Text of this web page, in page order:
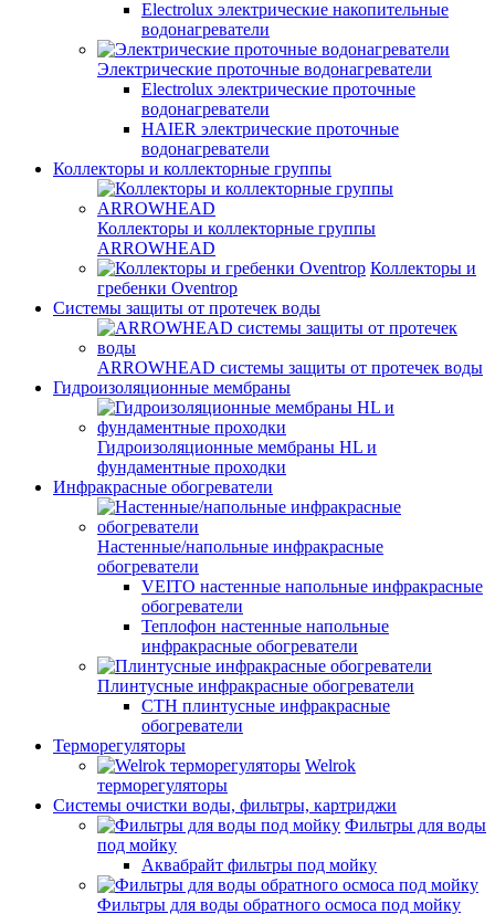
Electrolux электрические накопительные
водонагреватели
Электрические проточные водонагреватели
Electrolux электрические проточные
водонагреватели
HAIER электрические проточные
водонагреватели
Коллекторы и коллекторные группы
Коллекторы и коллекторные группы
ARROWHEAD
Коллекторы и
гребенки Oventrop
Системы защиты от протечек воды
ARROWHEAD системы защиты от протечек воды
Гидроизоляционные мембраны
Гидроизоляционные мембраны HL и
фундаментные проходки
Инфракрасные обогреватели
Настенные/напольные инфракрасные
обогреватели
VEITO настенные напольные инфракрасные
обогреватели
Теплофон настенные напольные
инфракрасные обогреватели
Плинтусные инфракрасные обогреватели
СТН плинтусные инфракрасные
обогреватели
Терморегуляторы
Welrok
терморегуляторы
Системы очистки воды, фильтры, картриджи
Фильтры для воды
под мойку
Аквабрайт фильтры под мойку
Фильтры для воды обратного осмоса под мойку